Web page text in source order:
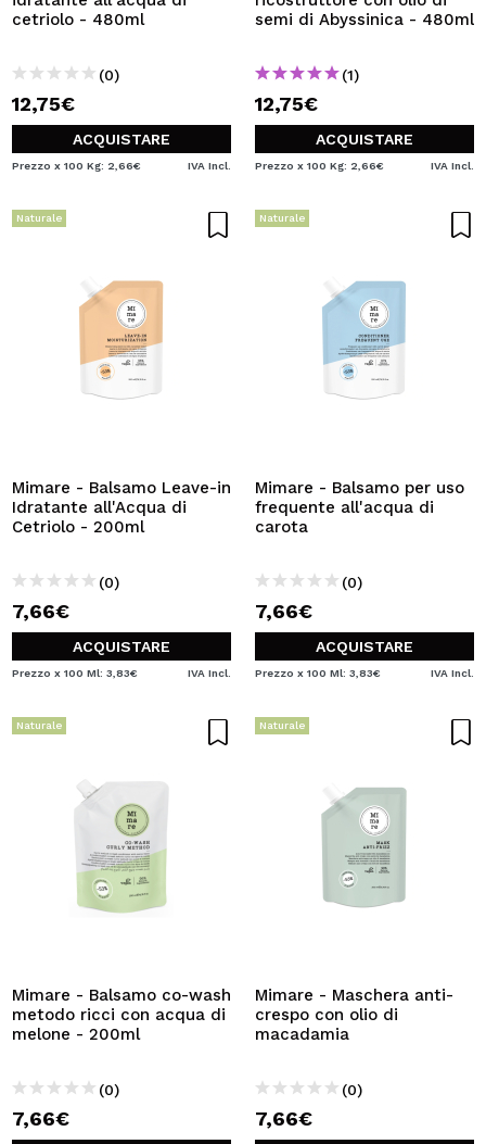
cetriolo - 480ml
(0)
12,75€
ACQUISTARE
Prezzo x 100 Kg: 2,66€ IVA Incl.
semi di Abyssinica - 480ml
(1)
12,75€
ACQUISTARE
Prezzo x 100 Kg: 2,66€ IVA Incl.
Naturale
Mimare - Balsamo Leave-in
Idratante all'Acqua di
Cetriolo - 200ml
(0)
7,66€
ACQUISTARE
Prezzo x 100 Ml: 3,83€ IVA Incl.
Naturale
Mimare - Balsamo per uso
frequente all'acqua di
carota
(0)
7,66€
ACQUISTARE
Prezzo x 100 Ml: 3,83€ IVA Incl.
Naturale
Mimare - Balsamo co-wash
metodo ricci con acqua di
melone - 200ml
(0)
7,66€
Naturale
Mimare - Maschera anti-
crespo con olio di
macadamia
(0)
7,66€